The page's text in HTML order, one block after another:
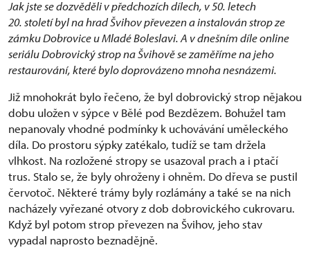
Jak jste se dozvěděli v předchozích dílech, v 50. letech
20. století byl na hrad Švihov převezen a instalován strop ze
zámku Dobrovice u Mladé Boleslavi. A v dnešním díle online
seriálu Dobrovický strop na Švihově se zaměříme na jeho
restaurování, které bylo doprovázeno mnoha nesnázemi.
Již mnohokrát bylo řečeno, že byl dobrovický strop nějakou
dobu uložen v sýpce v Bělé pod Bezdězem. Bohužel tam
nepanovaly vhodné podmínky k uchovávání uměleckého
díla. Do prostoru sýpky zatékalo, tudíž se tam držela
vlhkost. Na rozložené stropy se usazoval prach a i ptačí
trus. Stalo se, že byly ohroženy i ohněm. Do dřeva se pustil
červotoč. Některé trámy byly rozlámány a také se na nich
nacházely vyřezané otvory z dob dobrovického cukrovaru.
Když byl potom strop převezen na Švihov, jeho stav
vypadal naprosto beznadějně.